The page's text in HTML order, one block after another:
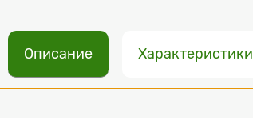
Описание Характеристики